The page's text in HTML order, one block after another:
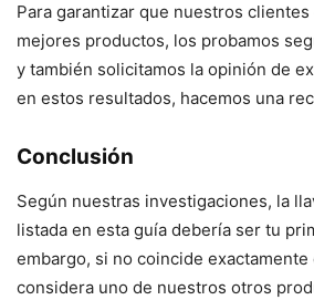
Para garantizar que nuestros
mejores productos, los probamos
y también solicitamos la opinión de
en estos resultados, hacemos una
Conclusión
Según nuestras investigaciones, la
listada en esta guía debería ser tu
embargo, si no coincide
considera uno de nuestros otros